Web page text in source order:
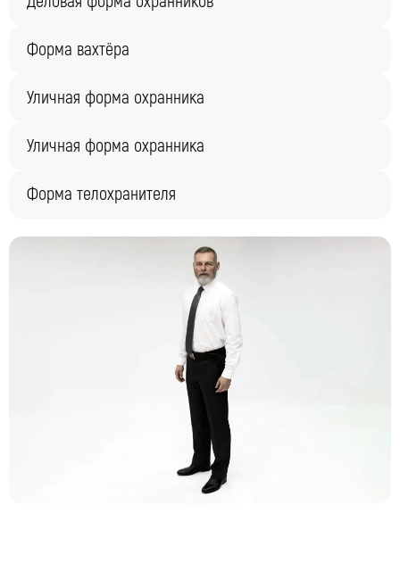
Форма вахтёра
Уличная форма охранника
Уличная форма охранника
Форма телохранителя